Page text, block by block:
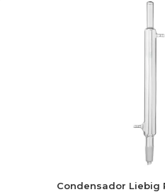
Condensador Liebig